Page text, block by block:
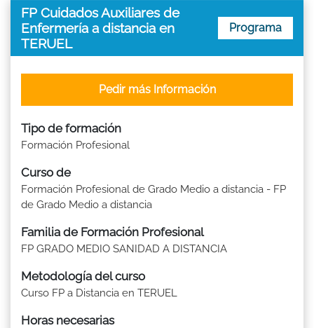
FP Cuidados Auxiliares de
Enfermería a distancia en
TERUEL
Programa
Tipo de formación
Formación Profesional
Curso de
Formación Profesional de Grado Medio a distancia - FP
de Grado Medio a distancia
Familia de Formación Profesional
FP GRADO MEDIO SANIDAD A DISTANCIA
Metodología del curso
Curso FP a Distancia en TERUEL
Horas necesarias
Pedir más Información